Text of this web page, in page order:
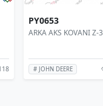
PY0653
ARKA AKS KOVANI Z-
# JOHN DEERE